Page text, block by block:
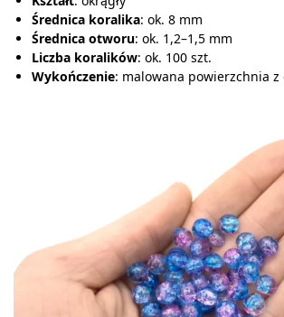
Średnica koralika: ok. 8 mm
Średnica otworu: ok. 1,2–1,5 mm
Liczba koralików: ok. 100 szt.
Wykończenie: malowana powierzchnia